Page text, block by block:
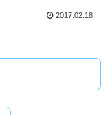
2017.02.18